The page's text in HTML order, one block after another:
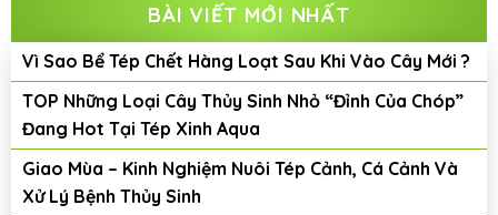
BÀI VIẾT MỚI NHẤT
Vì Sao Bể Tép Chết Hàng Loạt Sau Khi Vào Cây Mới ?
TOP Những Loại Cây Thủy Sinh Nhỏ “Đỉnh Của Chóp”
Đang Hot Tại Tép Xinh Aqua
Giao Mùa – Kinh Nghiệm Nuôi Tép Cảnh, Cá Cảnh Và
Xử Lý Bệnh Thủy Sinh